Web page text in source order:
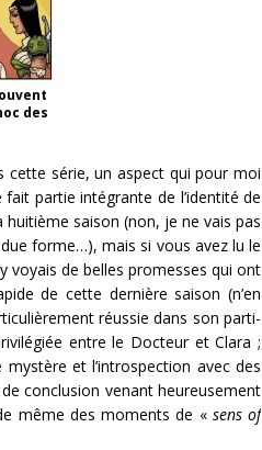
des
cette série, un aspect qui pour moi
partie intégrante de l’identité de
huitième saison (non, je ne vais pas
forme…), mais si vous avez lu le
voyais de belles promesses qui ont
de cette dernière saison (n’en
réussie dans son parti-
entre le Docteur et Clara ;
et l’introspection avec des
conclusion venant heureusement
même des moments de « sens of